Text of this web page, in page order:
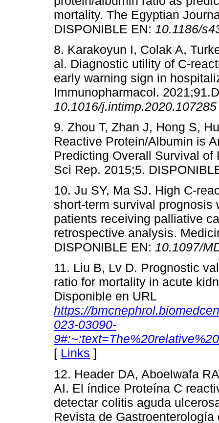
mortality. The Egyptian
DISPONIBLE EN: 10.1186/
8. Karakoyun I, Colak A,
al. Diagnostic utility of C-
early warning sign in
Immunopharmacol.
10.1016/j.intimp.2020.107285
9. Zhou T, Zhan J, Hong S,
Reactive Protein/Albumin is
Predicting Overall Survival
Sci Rep. 2015;5.
10. Ju SY, Ma SJ. High C-
short-term survival
patients receiving palliative
retrospective analysis.
DISPONIBLE EN: 10.1097/
11. Liu B, Lv D. Prognostic
ratio for mortality in acute
Disponible en URL
https://
023-03090-
[ Links ]
12. Header DA, Aboelwafa
AI. El índice Proteína C
detectar colitis aguda
Revista de